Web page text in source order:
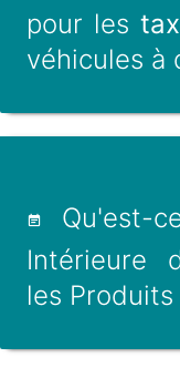
pour les
véhicules à
Qu'est-
Intérieure
les